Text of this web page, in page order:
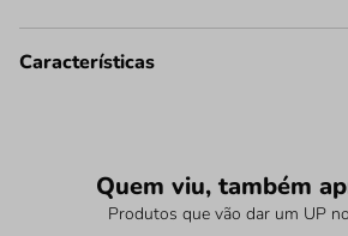
Características
Quem viu, também
Produtos que vão dar um UP